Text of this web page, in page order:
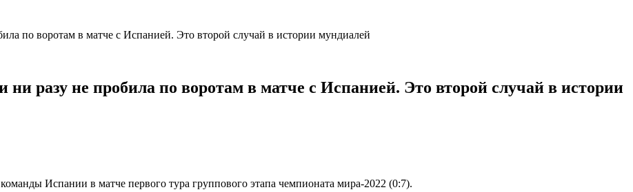
по воротам в матче с Испанией. Это второй случай в истории мундиалей
разу не пробила по воротам в матче с Испанией. Это второй случай в истории
Испании в матче первого тура группового этапа чемпионата мира-2022 (0:7).